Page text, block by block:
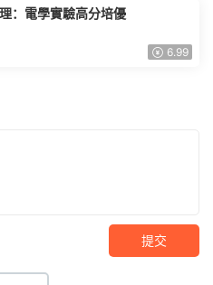
：電學實驗高分培優
6.99
提交